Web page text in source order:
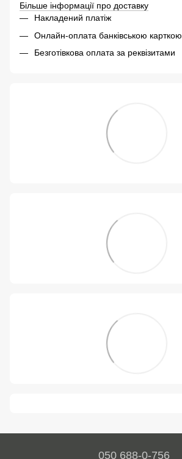
Більше інформації про доставку
Накладений платіж
Онлайн-оплата банківською карткою
Безготівкова оплата за реквізитами
050 688-0-756